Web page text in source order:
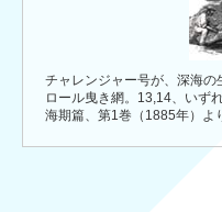
チャレンジャー号が、深海の
ロール曳き網。13,14、いず
海期篇、第1巻（1885年）よ